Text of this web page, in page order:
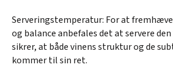
Serveringstemperatur: For at
og balance anbefales det at servere
sikrer, at både vinens struktur og de
kommer til sin ret.